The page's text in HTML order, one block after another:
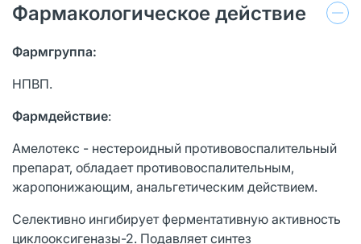
Фармакологическое действие
Фармгруппа:
НПВП.
Фармдействие:
Амелотекс - нестероидный противовоспалительный
препарат, обладает противовоспалительным,
жаропонижающим, анальгетическим действием.
Селективно ингибирует ферментативную активность
циклооксигеназы-2. Подавляет синтез